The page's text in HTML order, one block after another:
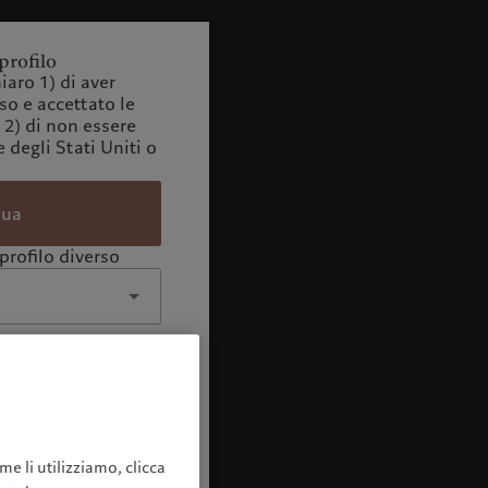
1) di aver
e accettato le
di non essere
degli Stati Uniti o
diverso
li utilizziamo, clicca